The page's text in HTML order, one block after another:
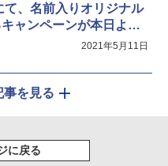
て、名前入りオリジナル
ャンペーンが本日より
2021年5月11日
事を見る
に戻る